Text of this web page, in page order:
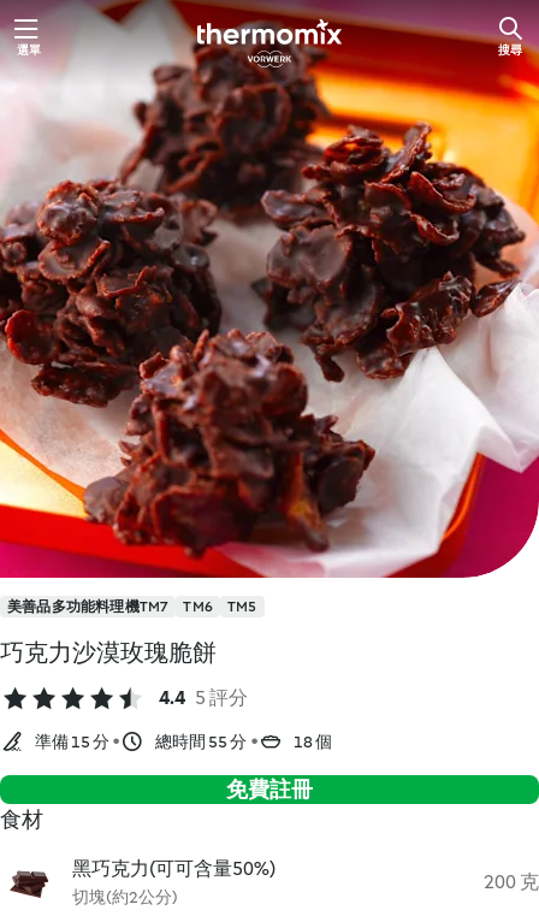
跳
至
選單 搜尋
美善品多功能料理機TM7 TM6 TM5
巧克力沙漠玫瑰脆餅
4.4 5 評分
準備 15 分 總時間 55 分 18 個
免費註冊
食材
黑巧克力(可可含量50%)
切塊(約2公分)
200 克